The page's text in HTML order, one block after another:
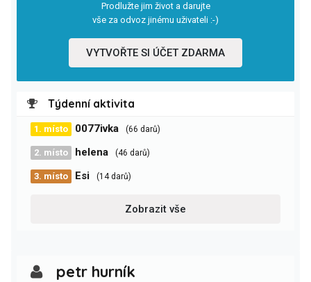
Prodlužte jim život a darujte
vše za odvoz jinému uživateli :-)
VYTVOŘTE SI ÚČET ZDARMA
Týdenní aktivita
1. místo 0077ivka (66 darů)
2. místo helena (46 darů)
3. místo Esi (14 darů)
Zobrazit vše
petr hurník